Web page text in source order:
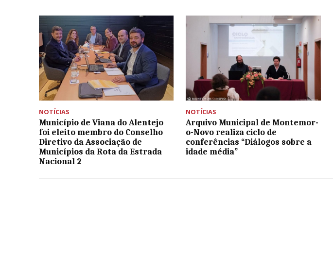
NOTÍCIAS
Município de Viana do Alentejo
foi eleito membro do Conselho
Diretivo da Associação de
Municípios da Rota da Estrada
Nacional 2
NOTÍCIAS
Arquivo Municipal de Montemor-
o-Novo realiza ciclo de
conferências “Diálogos sobre a
idade média”